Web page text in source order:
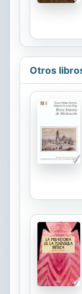
Otros